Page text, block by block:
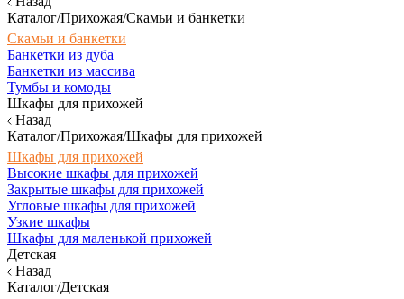
Каталог/Прихожая/Скамьи и банкетки
Скамьи и банкетки
Банкетки из дуба
Банкетки из массива
Тумбы и комоды
Шкафы для прихожей
Назад
Каталог/Прихожая/Шкафы для прихожей
Шкафы для прихожей
Высокие шкафы для прихожей
Закрытые шкафы для прихожей
Угловые шкафы для прихожей
Узкие шкафы
Шкафы для маленькой прихожей
Детская
Назад
Каталог/Детская